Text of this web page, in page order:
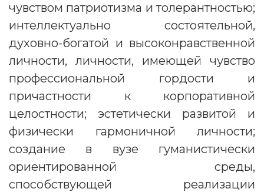
чувством патриотизма и толерантностью;
интеллектуально состоятельной,
духовно-богатой и высоконравственной
личности, личности, имеющей чувство
профессиональной гордости и
причастности к корпоративной
целостности; эстетически развитой и
физически гармоничной личности;
создание в вузе гуманистически
ориентированной среды,
способствующей реализации